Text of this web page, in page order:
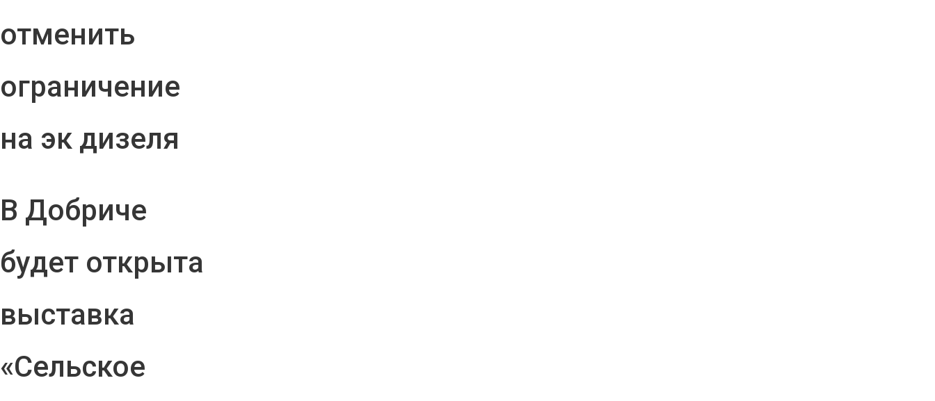
отменить
ограничение
на эк дизеля
В Добриче
будет открыта
выставка
«Сельское